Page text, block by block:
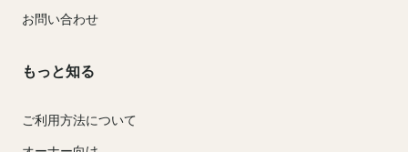
お問い合わせ
もっと知る
ご利用方法について